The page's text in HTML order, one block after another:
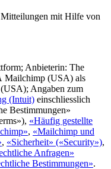
mit Hilfe von
Anbieterin: The
Mailchimp (USA) als
Angaben zum
(Intuit) einschliesslich
Bestimmungen»
«Häufig gestellte
, «Mailchimp und
, «Sicherheit» («Security»),
Anfragen»
Bestimmungen».